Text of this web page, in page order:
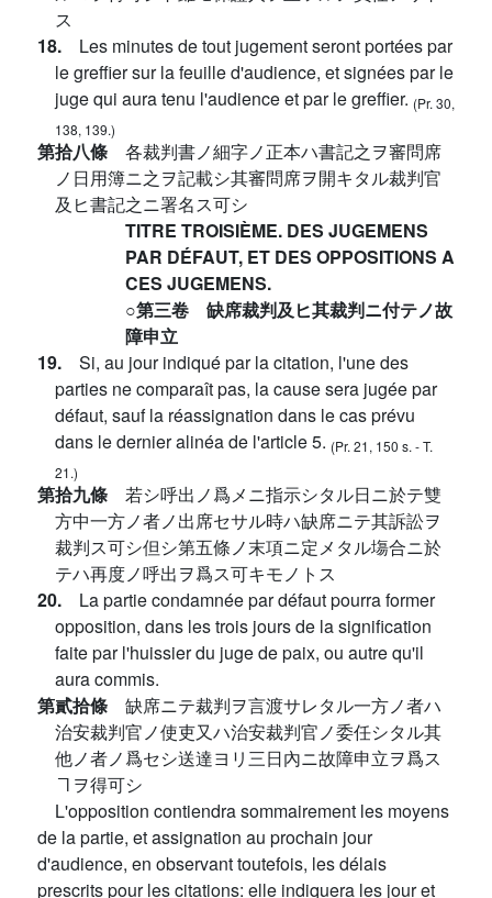
ス
18. Les minutes de tout jugement seront portées par
le greffier sur la feuille d'audience, et signées par le
juge qui aura tenu l'audience et par le greffier. (Pr. 30,
138, 139.)
第拾八條 各裁判書ノ細字ノ正本ハ書記之ヲ審問席
ノ日用簿ニ之ヲ記載シ其審問席ヲ開キタル裁判官
及ヒ書記之ニ署名ス可シ
TITRE TROISIÈME. DES JUGEMENS
PAR DÉFAUT, ET DES OPPOSITIONS A
CES JUGEMENS.
○第三卷 缺席裁判及ヒ其裁判ニ付テノ故
障申立
19. Si, au jour indiqué par la citation, l'une des
parties ne comparaît pas, la cause sera jugée par
défaut, sauf la réassignation dans le cas prévu
dans le dernier alinéa de l'article 5. (Pr. 21, 150 s. - T.
21.)
第拾九條 若シ呼出ノ爲メニ指示シタル日ニ於テ雙
方中一方ノ者ノ出席セサル時ハ缺席ニテ其訴訟ヲ
裁判ス可シ但シ第五條ノ末項ニ定メタル塲合ニ於
テハ再度ノ呼出ヲ爲ス可キモノトス
20. La partie condamnée par défaut pourra former
opposition, dans les trois jours de la signification
faite par l'huissier du juge de paix, ou autre qu'il
aura commis.
第貳拾條 缺席ニテ裁判ヲ言渡サレタル一方ノ者ハ
治安裁判官ノ使吏又ハ治安裁判官ノ委任シタル其
他ノ者ノ爲セシ送達ヨリ三日內ニ故障申立ヲ爲ス
ヿヲ得可シ
L'opposition contiendra sommairement les moyens
de la partie, et assignation au prochain jour
d'audience, en observant toutefois, les délais
prescrits pour les citations: elle indiquera les jour et